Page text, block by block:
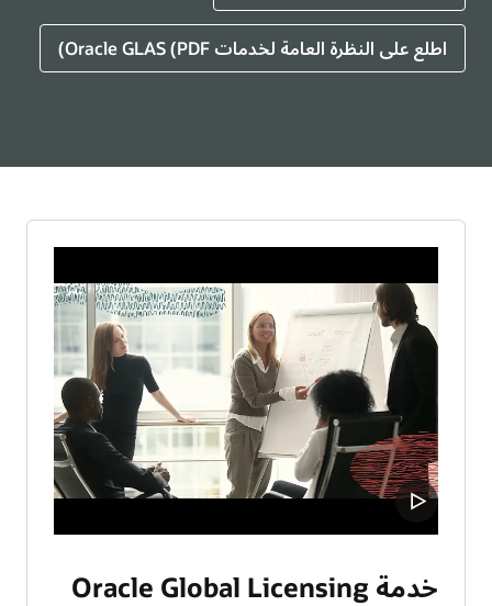
اطلع على النظرة العامة لخدمات Oracle GLAS (PDF)
خدمة Oracle Global Licensing